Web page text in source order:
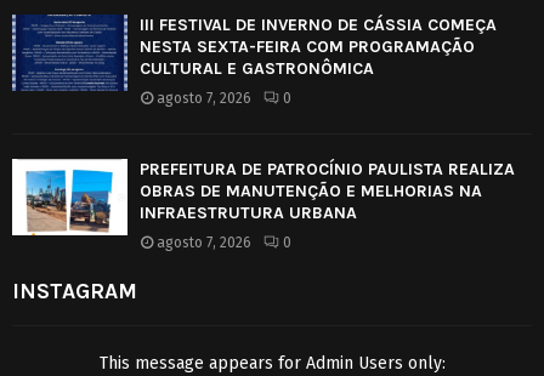
III FESTIVAL DE INVERNO DE CÁSSIA COMEÇA
NESTA SEXTA-FEIRA COM PROGRAMAÇÃO
CULTURAL E GASTRONÔMICA
agosto 7, 2026 0
PREFEITURA DE PATROCÍNIO PAULISTA REALIZA
OBRAS DE MANUTENÇÃO E MELHORIAS NA
INFRAESTRUTURA URBANA
agosto 7, 2026 0
INSTAGRAM
This message appears for Admin Users only: